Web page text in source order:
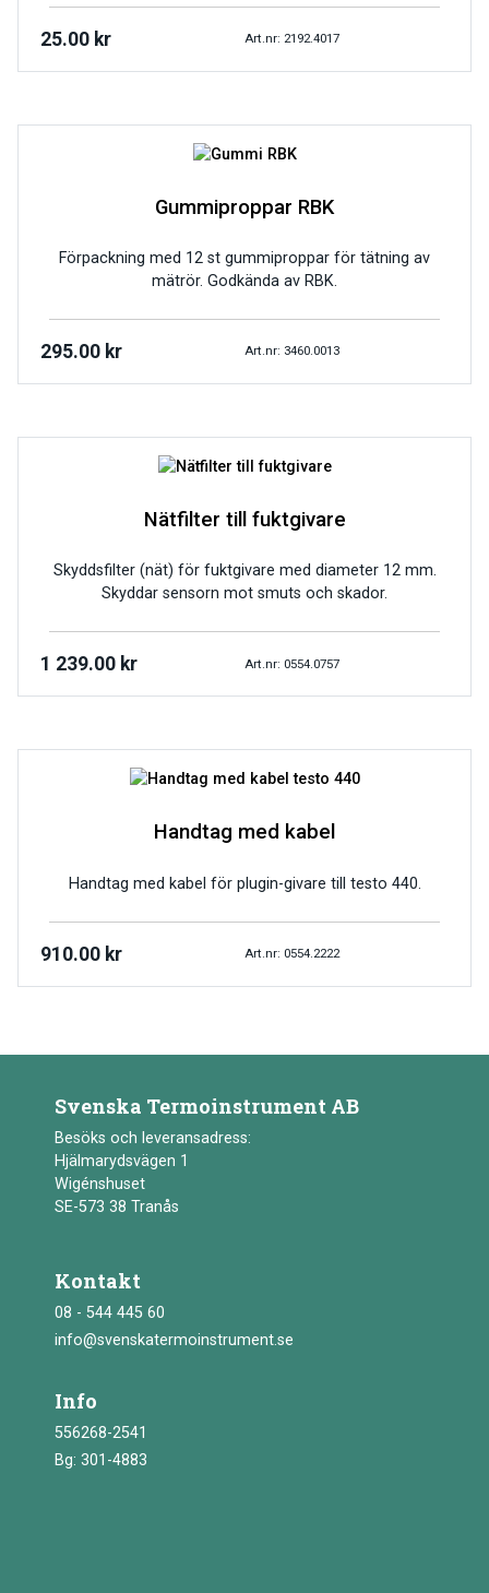
25.00 kr Art.nr: 2192.4017
Gummiproppar RBK
Förpackning med 12 st gummiproppar för tätning av
mätrör. Godkända av RBK.
295.00 kr Art.nr: 3460.0013
Nätfilter till fuktgivare
Skyddsfilter (nät) för fuktgivare med diameter 12 mm.
Skyddar sensorn mot smuts och skador.
1 239.00 kr Art.nr: 0554.0757
Handtag med kabel
Handtag med kabel för plugin-givare till testo 440.
910.00 kr Art.nr: 0554.2222
Svenska Termoinstrument AB
Besöks och leveransadress:
Hjälmarydsvägen 1
Wigénshuset
SE-573 38 Tranås
Kontakt
08 - 544 445 60
info@svenskatermoinstrument.se
Info
556268-2541
Bg: 301-4883